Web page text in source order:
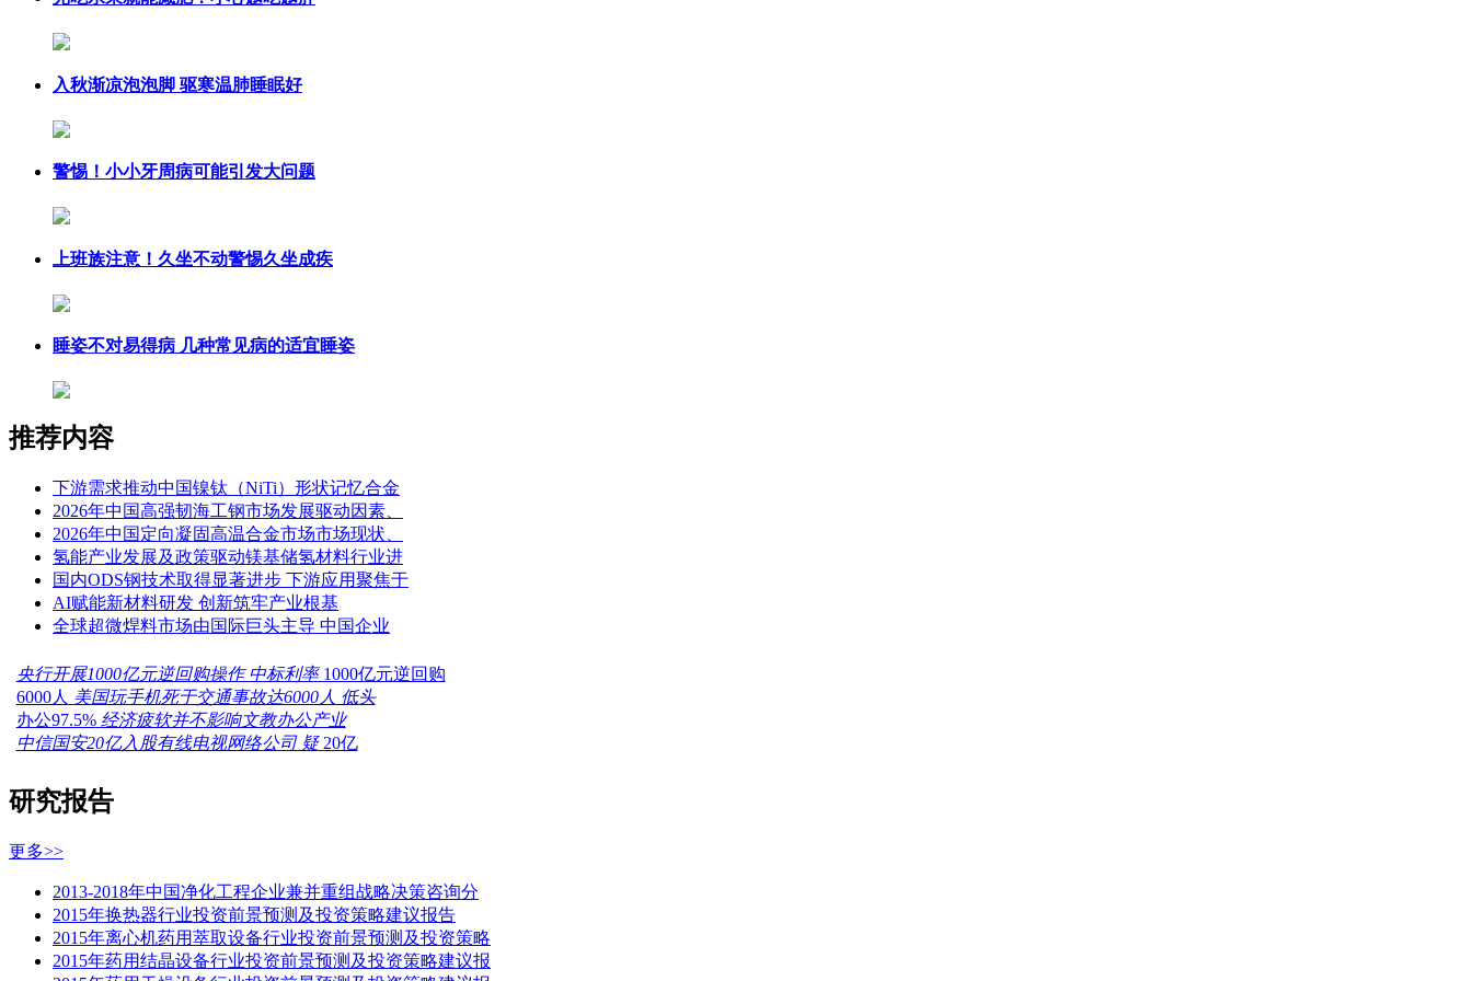
入秋渐凉泡泡脚 驱寒温肺睡眠好
警惕！小小牙周病可能引发大问题
上班族注意！久坐不动警惕久坐成疾
睡姿不对易得病 几种常见病的适宜睡姿
推荐内容
下游需求推动中国镍钛（NiTi）形状记忆合金
2026年中国高强韧海工钢市场发展驱动因素、
2026年中国定向凝固高温合金市场市场现状、
氢能产业发展及政策驱动镁基储氢材料行业进
国内ODS钢技术取得显著进步 下游应用聚焦于
AI赋能新材料研发 创新筑牢产业根基
全球超微焊料市场由国际巨头主导 中国企业
央行开展1000亿元逆回购操作 中标利率 1000亿元逆回购
6000人 美国玩手机死于交通事故达6000人 低头
办公97.5% 经济疲软并不影响文教办公产业
中信国安20亿入股有线电视网络公司 疑 20亿
研究报告
更多>>
2013-2018年中国净化工程企业兼并重组战略决策咨询分
2015年换热器行业投资前景预测及投资策略建议报告
2015年离心机药用萃取设备行业投资前景预测及投资策略
2015年药用结晶设备行业投资前景预测及投资策略建议报